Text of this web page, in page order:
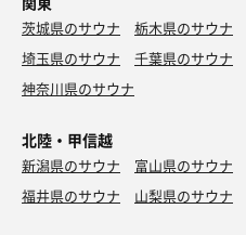
茨城県のサウナ 栃木県のサウナ
埼玉県のサウナ
千葉県のサウナ
神奈川県のサウナ
北陸・甲信越
新潟県のサウナ 富山県のサウナ
福井県のサウナ
山梨県のサウナ